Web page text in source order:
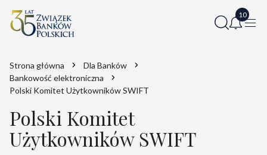
Strona główna
Dla Banków
Bankowość elektroniczna
Polski Komitet Użytkowników SWIFT
Polski Komitet
Użytkowników SWIFT